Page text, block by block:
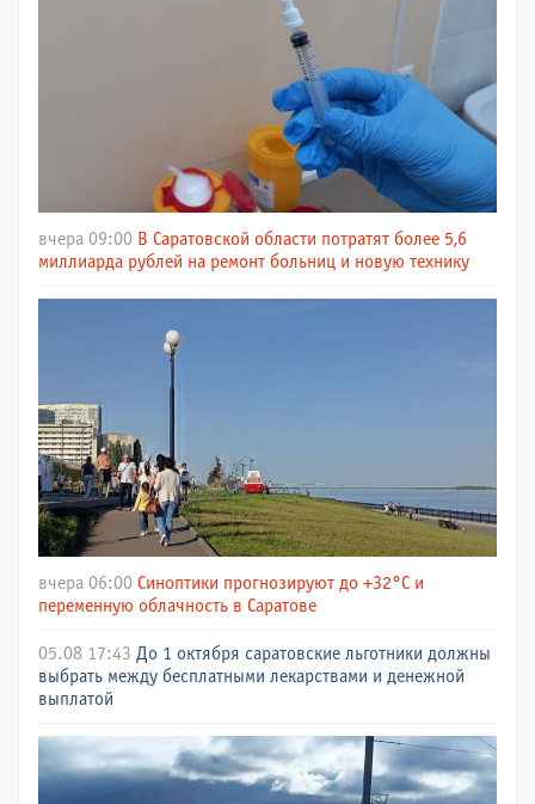
вчера 09:00 В Саратовской области потратят более 5,6
миллиарда рублей на ремонт больниц и новую технику
вчера 06:00 Синоптики прогнозируют до +32°C и
переменную облачность в Саратове
05.08 17:43 До 1 октября саратовские льготники должны
выбрать между бесплатными лекарствами и денежной
выплатой